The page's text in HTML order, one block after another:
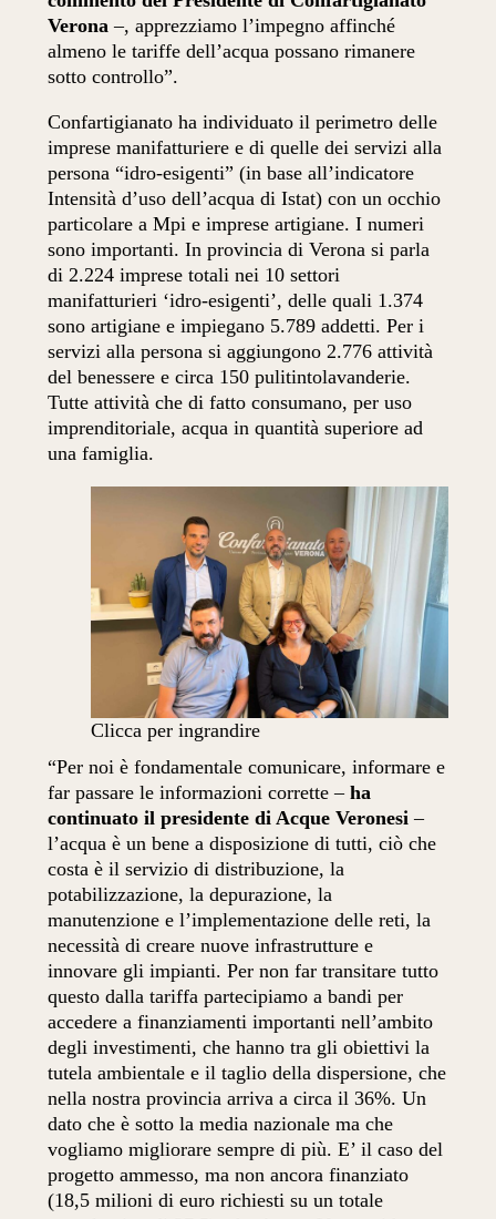
Verona –, apprezziamo l’impegno affinché
almeno le tariffe dell’acqua possano rimanere
sotto controllo”.
Confartigianato ha individuato il perimetro delle
imprese manifatturiere e di quelle dei servizi alla
persona “idro-esigenti” (in base all’indicatore
Intensità d’uso dell’acqua di Istat) con un occhio
particolare a Mpi e imprese artigiane. I numeri
sono importanti. In provincia di Verona si parla
di 2.224 imprese totali nei 10 settori
manifatturieri ‘idro-esigenti’, delle quali 1.374
sono artigiane e impiegano 5.789 addetti. Per i
servizi alla persona si aggiungono 2.776 attività
del benessere e circa 150 pulitintolavanderie.
Tutte attività che di fatto consumano, per uso
imprenditoriale, acqua in quantità superiore ad
una famiglia.
Clicca per ingrandire
“Per noi è fondamentale comunicare, informare e
far passare le informazioni corrette –ha
continuato il presidente di Acque Veronesi –
l’acqua è un bene a disposizione di tutti, ciò che
costa è il servizio di distribuzione, la
potabilizzazione, la depurazione, la
manutenzione e l’implementazione delle reti, la
necessità di creare nuove infrastrutture e
innovare gli impianti. Per non far transitare tutto
questo dalla tariffa partecipiamo a bandi per
accedere a finanziamenti importanti nell’ambito
degli investimenti, che hanno tra gli obiettivi la
tutela ambientale e il taglio della dispersione, che
nella nostra provincia arriva a circa il 36%. Un
dato che è sotto la media nazionale ma che
vogliamo migliorare sempre di più. E’ il caso del
progetto ammesso, ma non ancora finanziato
(18,5 milioni di euro richiesti su un totale